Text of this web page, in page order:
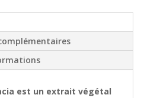
est un extrait végétal